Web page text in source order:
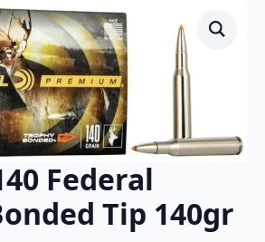
Federal
Tip 140gr